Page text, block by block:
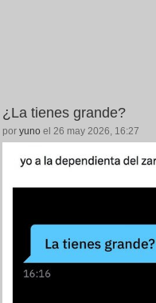
¿La tienes grande?
por yuno el 26 may 2026, 16:27